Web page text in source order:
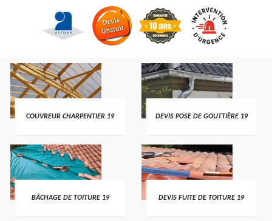
COUVREUR CHARPENTIER 19 DEVIS POSE DE GOUTTIÈRE 19
BÂCHAGE DE TOITURE 19 DEVIS FUITE DE TOITURE 19